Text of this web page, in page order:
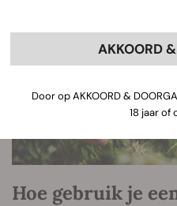
Hoe gebruik je
AKKOORD
Door op AKKOORD &
18 jaar of